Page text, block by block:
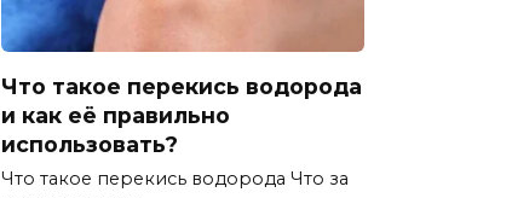
Что такое перекись водорода
и как её правильно
использовать?
Что такое перекись водорода Что за